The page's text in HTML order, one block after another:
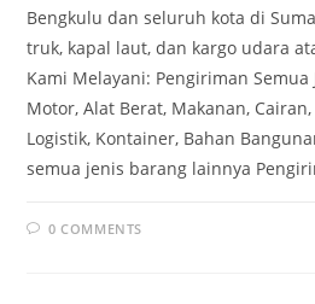
Bengkulu dan seluruh kota di
truk, kapal laut, dan kargo udara
Kami Melayani: Pengiriman Semua
Motor, Alat Berat, Makanan, Cairan,
Logistik, Kontainer, Bahan
semua jenis barang lainnya
0 COMMENTS